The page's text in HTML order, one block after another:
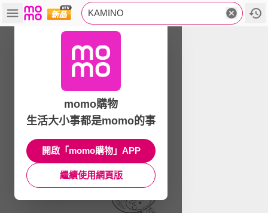
KAMINO
momo購物
生活大小事都是momo的事
開啟「momo購物」APP
繼續使用網頁版